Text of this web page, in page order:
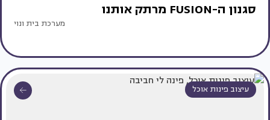
סגנון ה-FUSION מרתק אותנו
מערכת בית ונוי
עיצוב פינות אוכל